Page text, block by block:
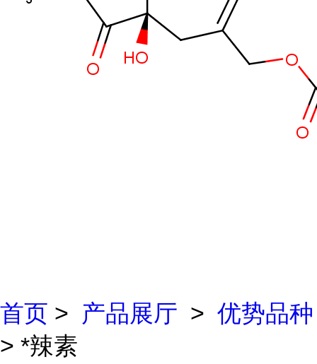
首页 > 产品展厅 > 优势品种
> *辣素